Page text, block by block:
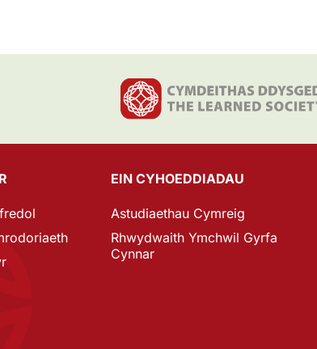
EIN CYHOEDDIADAU
Astudiaethau Cymreig
Rhwydwaith Ymchwil Gyrfa
Cynnar